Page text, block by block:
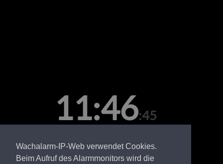
Wachalarm-IP-Web verwendet Cookies.
Beim Aufruf des Alarmmonitors wird die
11:46:45
Samstag, 08. August